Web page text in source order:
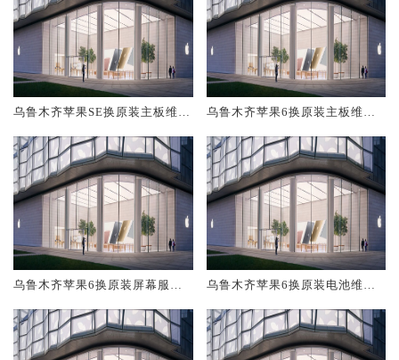
乌鲁木齐苹果SE换原装主板维修
乌鲁木齐苹果6换原装主板维修
乌鲁木齐苹果6换原装屏幕服务
乌鲁木齐苹果6换原装电池维修